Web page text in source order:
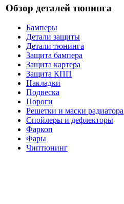
Обзор деталей тюнинга
Бамперы
Детали защиты
Детали тюнинга
Защита бампера
Защита картера
Защита КПП
Накладки
Подвеска
Пороги
Решетки и маски радиатора
Спойлеры и дефлекторы
Фаркоп
Фары
Чиптюнинг